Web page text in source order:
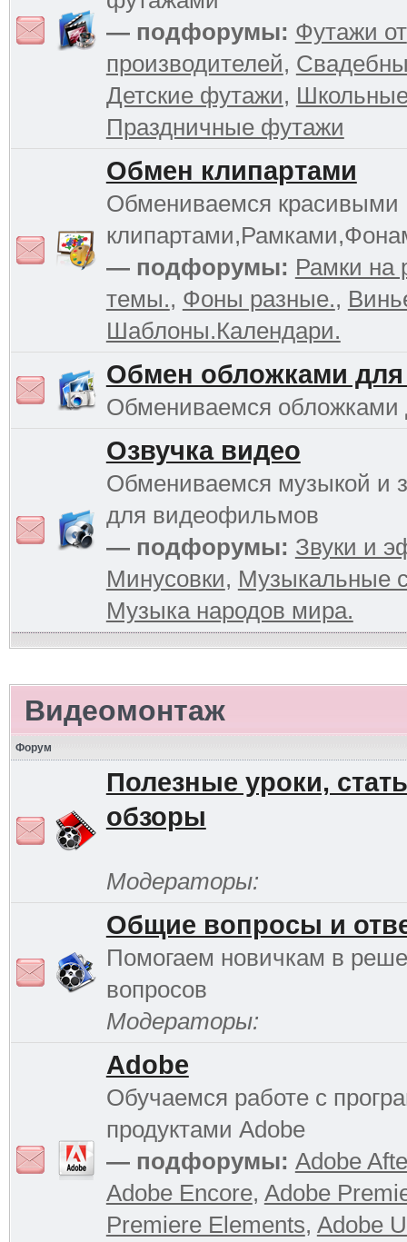
— подфорумы: Футажи от
производителей,
Детские футажи,
Праздничные футажи
Обмен клипартами
Обмениваемся красивыми
— подфорумы: Рамки на
темы., Фоны разные.,
Шаблоны.Календари.
Обмен обложками для
Обмениваемся обложками
Озвучка видео
Обмениваемся музыкой и
для видеофильмов
— подфорумы: Звуки и
Минусовки, Музыкальные
Музыка народов мира.
Видеомонтаж
Форум
Полезные уроки,
обзоры
Модераторы:
Общие вопросы и
Помогаем новичкам в
вопросов
Модераторы:
Adobe
Обучаемся работе с
продуктами Adobe
— подфорумы: Adobe
Adobe Encore, Adobe
Premiere Elements, Adobe